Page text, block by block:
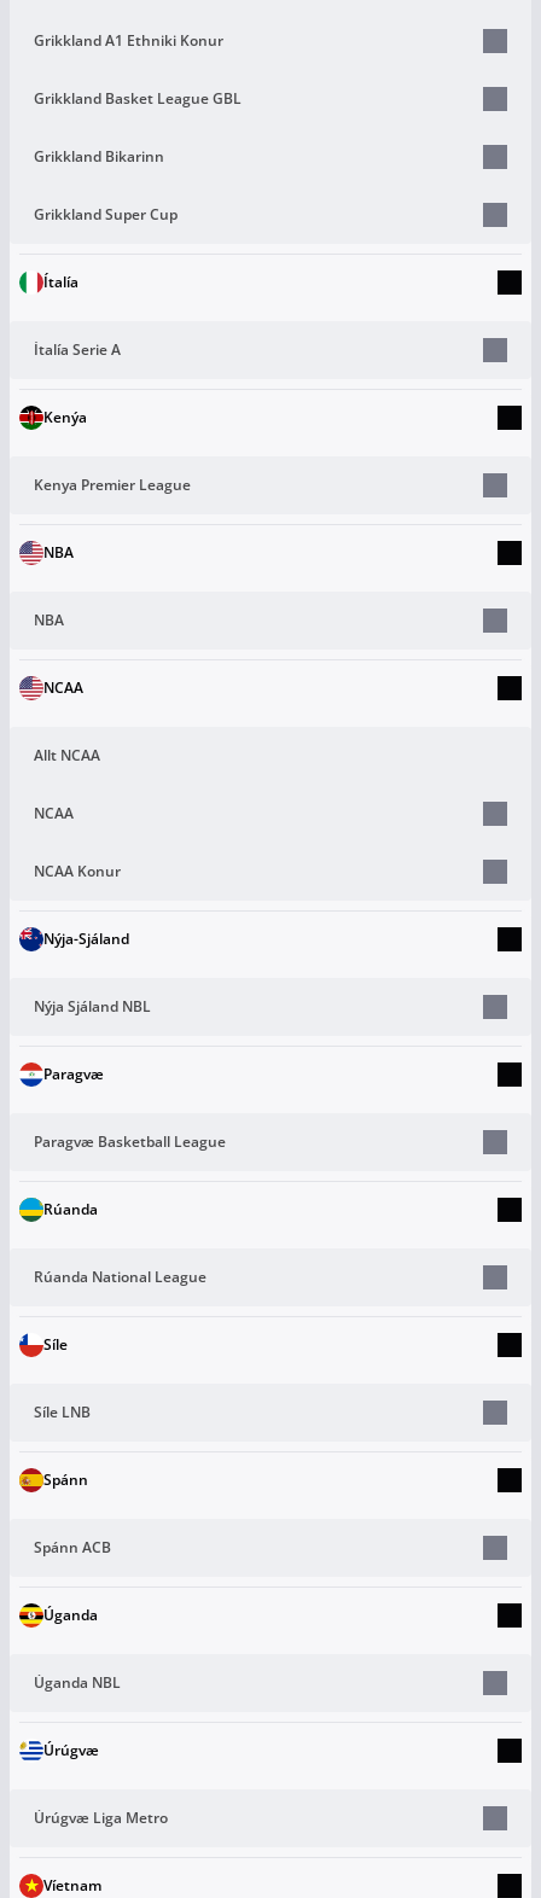
Grikkland A1 Ethniki Konur
Grikkland Basket League GBL
Grikkland Bikarinn
Grikkland Super Cup
Ítalía
Ítalía Serie A
Kenýa
Kenya Premier League
NBA
NBA
NCAA
Allt NCAA
NCAA
NCAA Konur
Nýja-Sjáland
Nýja Sjáland NBL
Paragvæ
Paragvæ Basketball League
Rúanda
Rúanda National League
Síle
Síle LNB
Spánn
Spánn ACB
Úganda
Úganda NBL
Úrúgvæ
Úrúgvæ Liga Metro
Víetnam